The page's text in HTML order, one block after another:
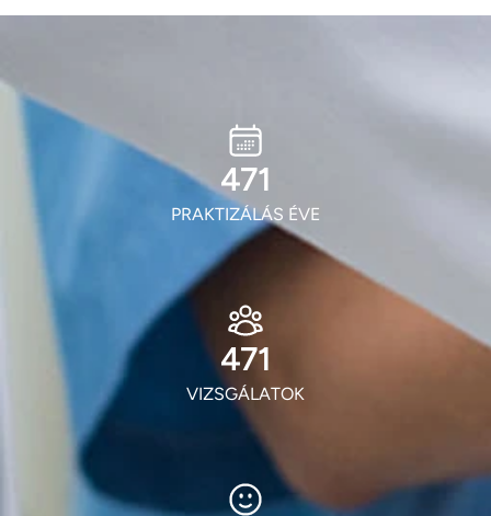
573
PRAKTIZÁLÁS ÉVE
573
VIZSGÁLATOK